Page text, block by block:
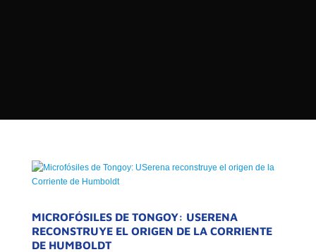
ESTADO DE CHILE
MISIÓN
VISIÓN
MICROFÓSILES DE TONGOY: USERENA
RECONSTRUYE EL ORIGEN DE LA CORRIENTE
DE HUMBOLDT